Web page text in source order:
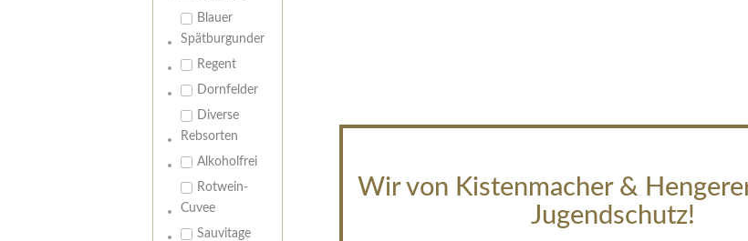
Wir von Kistenmacher &
Jugendschutz!
Blauer
Spätburgunder
Regent
Dornfelder
Diverse
Rebsorten
Alkoholfrei
Rotwein-
Cuvee
Sauvitage